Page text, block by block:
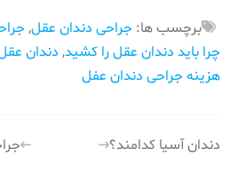
برچسب ها: جراحی دندان عقل,
چرا باید دندان عقل را کشید, دندان
هزینه جراحی دندان عفل
راهبری
دندان آسیا کدامند؟